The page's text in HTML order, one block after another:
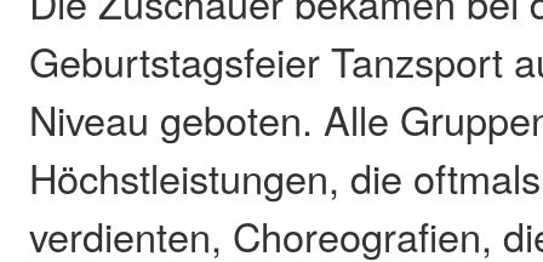
Geburtstagsfeier Tanzsport
Niveau geboten. Alle
Höchstleistungen, die
verdienten, Choreografien,